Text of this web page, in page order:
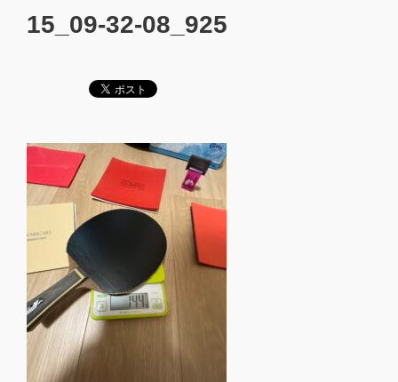
15_09-32-08_925